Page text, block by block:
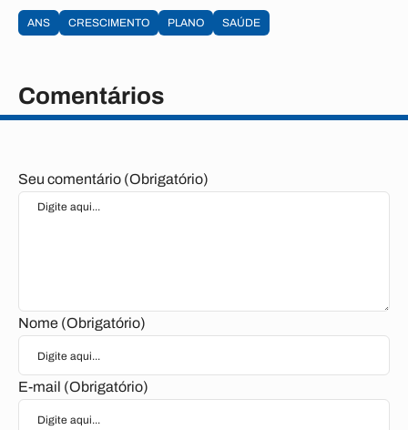
ANS CRESCIMENTO PLANO SAÚDE
Comentários
Seu comentário (Obrigatório)
Nome (Obrigatório)
E-mail (Obrigatório)